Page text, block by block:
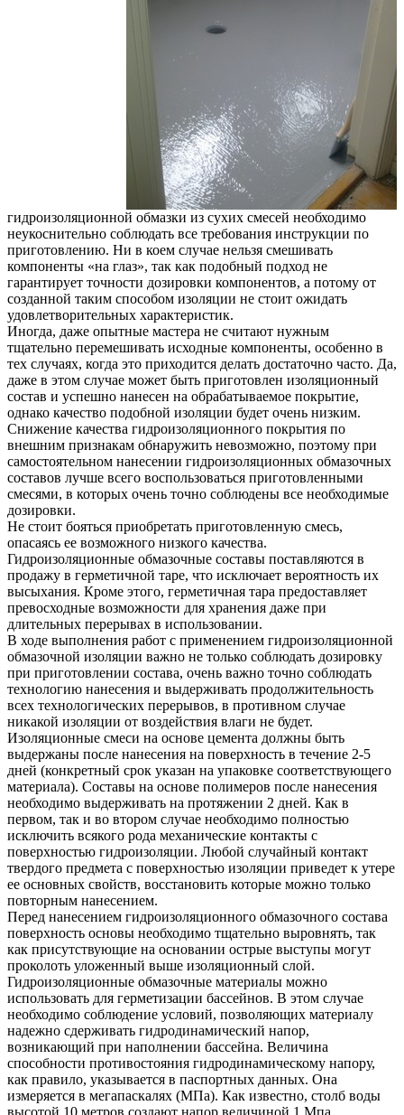
гидроизоляционной обмазки из сухих смесей необходимо
неукоснительно соблюдать все требования инструкции по
приготовлению. Ни в коем случае нельзя смешивать
компоненты «на глаз», так как подобный подход не
гарантирует точности дозировки компонентов, а потому от
созданной таким способом изоляции не стоит ожидать
удовлетворительных характеристик.
Иногда, даже опытные мастера не считают нужным
тщательно перемешивать исходные компоненты, особенно в
тех случаях, когда это приходится делать достаточно часто. Да,
даже в этом случае может быть приготовлен изоляционный
состав и успешно нанесен на обрабатываемое покрытие,
однако качество подобной изоляции будет очень низким.
Снижение качества гидроизоляционного покрытия по
внешним признакам обнаружить невозможно, поэтому при
самостоятельном нанесении гидроизоляционных обмазочных
составов лучше всего воспользоваться приготовленными
смесями, в которых очень точно соблюдены все необходимые
дозировки.
Не стоит бояться приобретать приготовленную смесь,
опасаясь ее возможного низкого качества.
Гидроизоляционные обмазочные составы поставляются в
продажу в герметичной таре, что исключает вероятность их
высыхания. Кроме этого, герметичная тара предоставляет
превосходные возможности для хранения даже при
длительных перерывах в использовании.
В ходе выполнения работ с применением гидроизоляционной
обмазочной изоляции важно не только соблюдать дозировку
при приготовлении состава, очень важно точно соблюдать
технологию нанесения и выдерживать продолжительность
всех технологических перерывов, в противном случае
никакой изоляции от воздействия влаги не будет.
Изоляционные смеси на основе цемента должны быть
выдержаны после нанесения на поверхность в течение 2-5
дней (конкретный срок указан на упаковке соответствующего
материала). Составы на основе полимеров после нанесения
необходимо выдерживать на протяжении 2 дней. Как в
первом, так и во втором случае необходимо полностью
исключить всякого рода механические контакты с
поверхностью гидроизоляции. Любой случайный контакт
твердого предмета с поверхностью изоляции приведет к утере
ее основных свойств, восстановить которые можно только
повторным нанесением.
Перед нанесением гидроизоляционного обмазочного состава
поверхность основы необходимо тщательно выровнять, так
как присутствующие на основании острые выступы могут
проколоть уложенный выше изоляционный слой.
Гидроизоляционные обмазочные материалы можно
использовать для герметизации бассейнов. В этом случае
необходимо соблюдение условий, позволяющих материалу
надежно сдерживать гидродинамический напор,
возникающий при наполнении бассейна. Величина
способности противостояния гидродинамическому напору,
как правило, указывается в паспортных данных. Она
измеряется в мегапаскалях (МПа). Как известно, столб воды
высотой 10 метров создают напор величиной 1 Мпа.